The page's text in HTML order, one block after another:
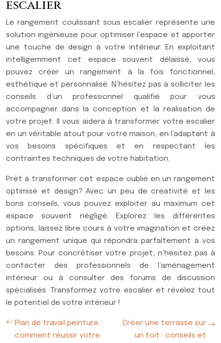
escalier
Le rangement coulissant sous escalier représente une
solution ingénieuse pour optimiser l’espace et apporter
une touche de design à votre intérieur. En exploitant
intelligemment cet espace souvent délaissé, vous
pouvez créer un rangement à la fois fonctionnel,
esthétique et personnalisé. N’hésitez pas à solliciter les
conseils d’un professionnel qualifié pour vous
accompagner dans la conception et la réalisation de
votre projet. Il vous aidera à transformer votre escalier
en un véritable atout pour votre maison, en l’adaptant à
vos besoins spécifiques et en respectant les
contraintes techniques de votre habitation.
Prêt à transformer cet espace oublié en un rangement
optimisé et design? Avec un peu de créativité et les
bons conseils, vous pouvez exploiter au maximum cet
espace souvent négligé. Explorez les différentes
options, laissez libre cours à votre imagination et créez
un rangement unique qui répondra parfaitement à vos
besoins. Pour concrétiser votre projet, n’hésitez pas à
contacter des professionnels de l’aménagement
intérieur ou à consulter des forums de discussion
spécialisés. Transformez votre escalier et révélez tout
le potentiel de votre intérieur !
Plan de travail peinture :
comment réussir votre
Créer une terrasse sur
un toit : conseils et